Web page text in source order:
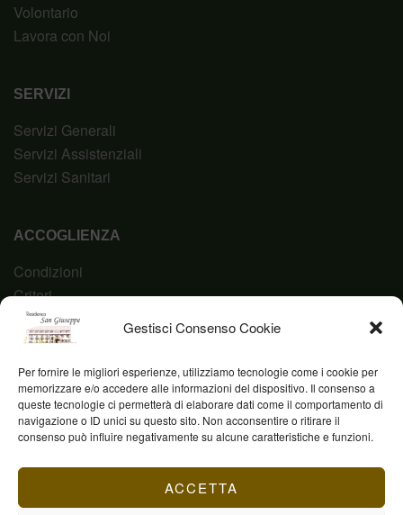
Gestisci Consenso Cookie
Per fornire le migliori esperienze, utilizziamo tecnologie come i cookie per
memorizzare e/o accedere alle informazioni del dispositivo. Il consenso a
queste tecnologie ci permetterà di elaborare dati come il comportamento di
navigazione o ID unici su questo sito. Non acconsentire o ritirare il
consenso può influire negativamente su alcune caratteristiche e funzioni.
ACCETTA
Volontario
Lavora con Noi
SERVIZI
Servizi Generali
Servizi Assistenziali
Servizi Sanitari
ACCOGLIENZA
Condizioni
Criteri
Domanda
Codice Etico
Fond. Casa San Giuseppe ETS © 2023 | P.IVA